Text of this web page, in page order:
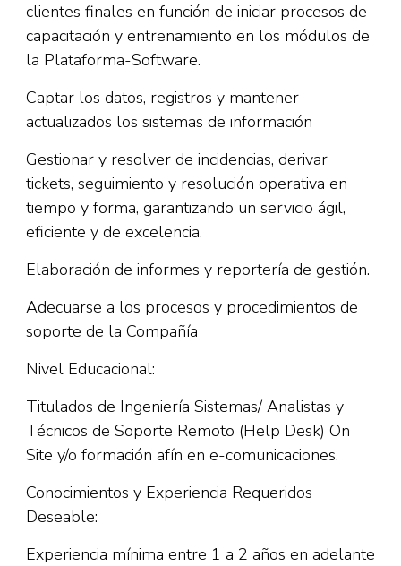
clientes finales en función de iniciar procesos de
capacitación y entrenamiento en los módulos de
la Plataforma-Software.
Captar los datos, registros y mantener
actualizados los sistemas de información
Gestionar y resolver de incidencias, derivar
tickets, seguimiento y resolución operativa en
tiempo y forma, garantizando un servicio ágil,
eficiente y de excelencia.
Elaboración de informes y reportería de gestión.
Adecuarse a los procesos y procedimientos de
soporte de la Compañía
Nivel Educacional:
Titulados de Ingeniería Sistemas/ Analistas y
Técnicos de Soporte Remoto (Help Desk) On
Site y/o formación afín en e-comunicaciones.
Conocimientos y Experiencia Requeridos
Deseable:
Experiencia mínima entre 1 a 2 años en adelante